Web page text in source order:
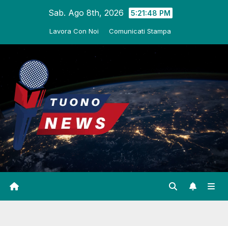
Sab. Ago 8th, 2026 5:21:49 PM
Lavora Con Noi Comunicati Stampa